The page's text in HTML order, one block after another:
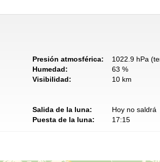
Presión atmosférica:
1022.9 hPa
Humedad:
63 %
Visibilidad:
10 km
Salida de la luna:
Hoy no saldrá
Puesta de la luna:
17:15